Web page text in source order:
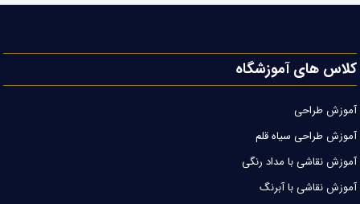
کلاس های آموزشگاه
آموزش طراحی
آموزش طراحی سیاه قلم
آموزش نقاشی با مداد رنگی
آموزش نقاشی با آبرنگ